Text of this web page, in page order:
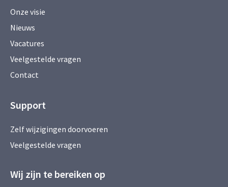
Onze visie
Nieuws
Vacatures
Veelgestelde vragen
Contact
Support
Zelf wijzigingen doorvoeren
Veelgestelde vragen
Wij zijn te bereiken op